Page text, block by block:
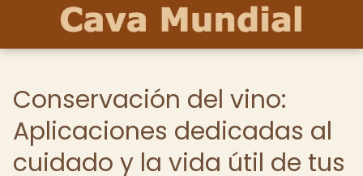
Conservación del vino:
Aplicaciones dedicadas al
cuidado y la vida útil de tus